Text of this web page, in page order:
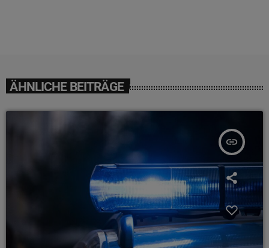
ÄHNLICHE BEITRÄGE
insert_link